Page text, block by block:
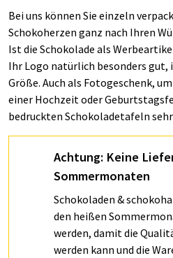
Bei uns können Sie einzeln
Schokoherzen ganz nach Ihren
Ist die Schokolade als
Ihr Logo natürlich besonders gut,
Größe. Auch als Fotogeschenk,
einer Hochzeit oder
bedruckten Schokoladetafeln
Achtung: Keine
Sommermonaten
Schokoladen &
den heißen
werden, damit die
werden kann und die